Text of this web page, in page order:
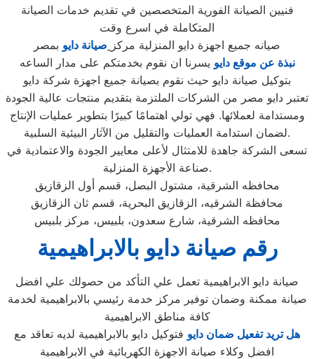
فنيين الصيانة الفورية المتخصصين في تقديم خدمات الصيانة
المتكاملة في اسرع وقت
صيانه جميع اجهزة دايو المنزلية مركز صيانة دايو بمصر
نبذة عن موقع دايو يسرنا ان نقوم بخدمتكم على مدار الساعه
بتوكيل صيانة دايو حيث نقوم بصيانة جميع اجهزة شركة دايو
تعتبر دايو مصر من الشركات الملتزمة بتقديم منتجات عالية الجودة
ومستدامة لعملائها. فهي تولي اهتمامًا كبيرًا بتطوير عمليات الإنتاج
لضمان استدامة العمليات والتقليل من الآثار البيئية السلبية.
تسعى الشركة جاهدة للامتثال لأعلى معايير الجودة والاعتمادية في
صناعة الأجهزة المنزلية.
محافظه الشرقية، مشتول البصل، قسم أول الزقازيق
محافظة الشرقيه، الزقازيق البحرية، قسم ثان الزقازيق
محافظه الشرقية، شارع سعدون، بلبيس، مركز بلبيس
رقم صيانة دايو بالابراهيمية
صيانة دايو الابراهيمية تعمل علي التأكد من حصولك علي افضل
صيانة ممكنة وضمان توفير مركز خدمة رئيسي بالابراهيمية لخدمة
كافة مناطق الابراهيمية
هل تريد تفعيل ضمان دايو فتوكيل دايو بالابراهيمية لديه تعاقد مع
افضل وكلاء صيانة الاجهزة الكهربائية في الابراهيمية